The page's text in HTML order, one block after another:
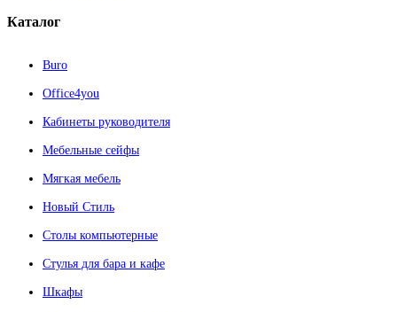
Каталог
Buro
Office4you
Кабинеты руководителя
Мебельные сейфы
Мягкая мебель
Новый Стиль
Столы компьютерные
Стулья для бара и кафе
Шкафы